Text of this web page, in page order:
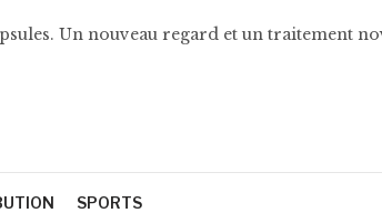
Un nouveau regard et un traitement
SPORTS